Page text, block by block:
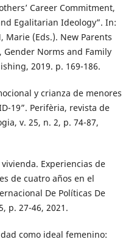
Career Commitment,
Egalitarian Ideology”. In:
Marie (Eds.). New Parents
Gender Norms and Family
2019. p. 169-186.
y crianza de menores
19”. Perifèria, revista de
v. 25, n. 2, p. 74-87,
vivienda. Experiencias de
de cuatro años en el
De Políticas De
p. 27-46, 2021.
como ideal femenino: